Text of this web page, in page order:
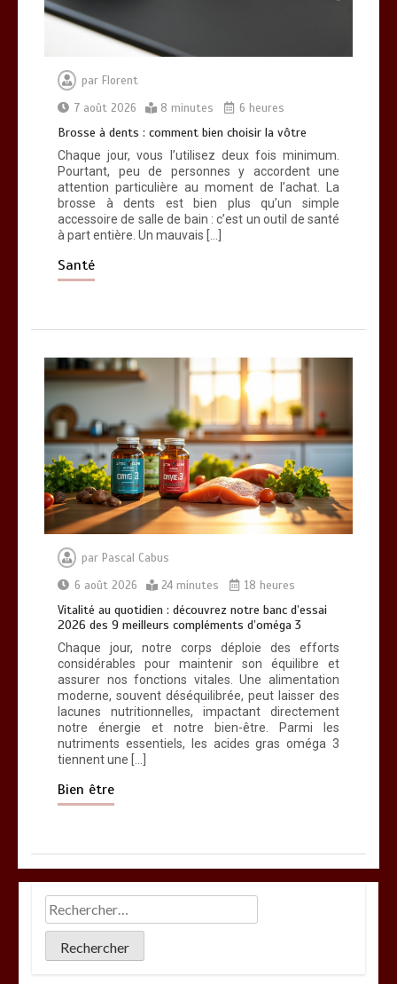
par Florent
7 août 2026
8 minutes 6 heures
Brosse à dents : comment bien choisir la vôtre
Chaque jour, vous l’utilisez deux fois minimum.
Pourtant, peu de personnes y accordent une
attention particulière au moment de l’achat. La
brosse à dents est bien plus qu’un simple
accessoire de salle de bain : c’est un outil de santé
à part entière. Un mauvais […]
Santé
par Pascal Cabus
6 août 2026
24 minutes 18 heures
Vitalité au quotidien : découvrez notre banc d’essai
2026 des 9 meilleurs compléments d’oméga 3
Chaque jour, notre corps déploie des efforts
considérables pour maintenir son équilibre et
assurer nos fonctions vitales. Une alimentation
moderne, souvent déséquilibrée, peut laisser des
lacunes nutritionnelles, impactant directement
notre énergie et notre bien-être. Parmi les
nutriments essentiels, les acides gras oméga 3
tiennent une […]
Bien être